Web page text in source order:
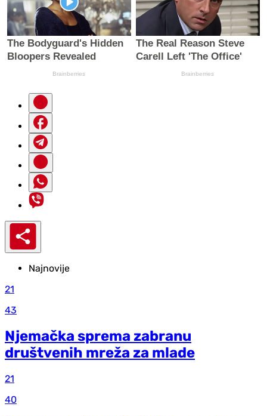
Najnovije
21
43
Njemačka sprema zabranu
društvenih mreža za mlade
21
40